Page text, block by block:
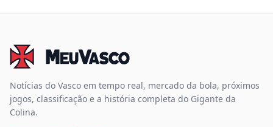
Notícias do Vasco em tempo real, mercado da bola, próximos
jogos, classificação e a história completa do Gigante da
Colina.